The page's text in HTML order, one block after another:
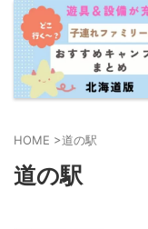
HOME >道の駅
道の駅